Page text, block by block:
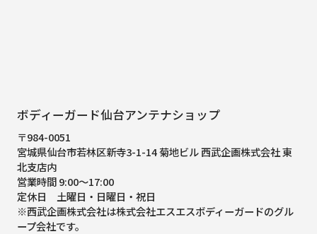
ボディーガード仙台アンテナショップ
〒984-0051
宮城県仙台市若林区新寺3-1-14 菊地ビル 西武企画株式会社 東
北支店内
営業時間 9:00～17:00
定休日 土曜日・日曜日・祝日
※西武企画株式会社は株式会社エスエスボディーガードのグル
ープ会社です。